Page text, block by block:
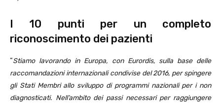
I 10 punti per un completo
riconoscimento dei pazienti
“Stiamo lavorando in Europa, con Eurordis, sulla base delle
raccomandazioni internazionali condivise del 2016, per spingere
gli Stati Membri allo sviluppo di programmi nazionali per i non
diagnosticati. Nell’ambito dei passi necessari per raggiungere